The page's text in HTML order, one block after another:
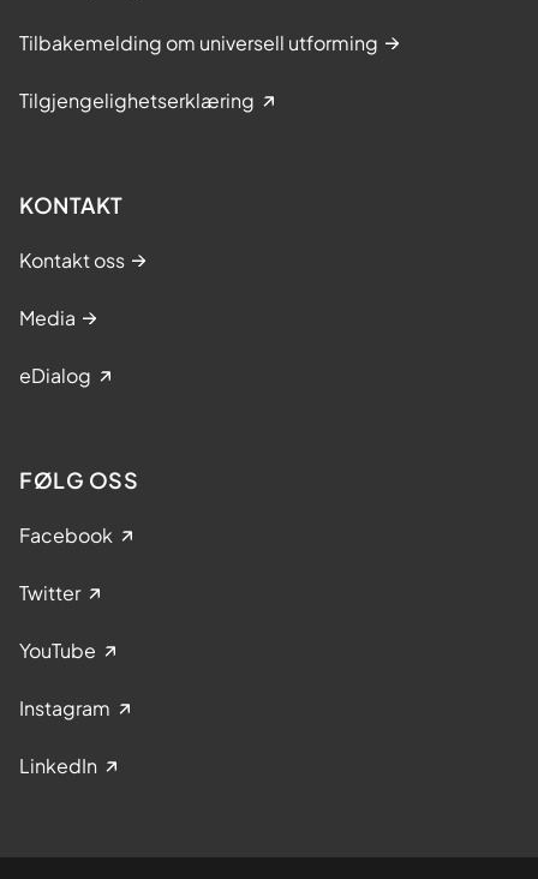
Tilbakemelding om universell utforming
Tilgjengelighetserklæring
KONTAKT
Kontakt oss
Media
eDialog
FØLG OSS
Facebook
Twitter
YouTube
Instagram
LinkedIn